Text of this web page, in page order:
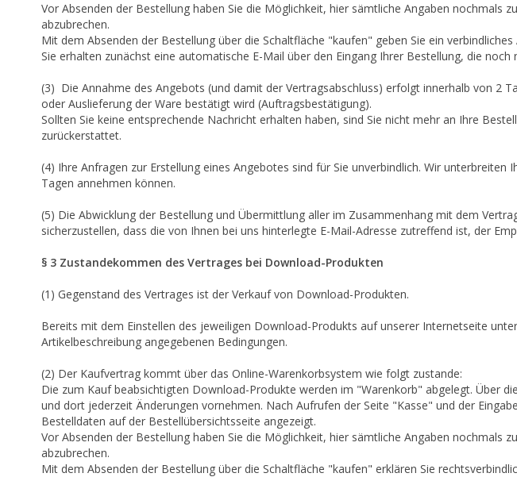
Vor Absenden der Bestellung haben Sie die Möglichkeit, hier sämtliche Angaben nochmals
abzubrechen.
Mit dem Absenden der Bestellung über die Schaltfläche "kaufen" geben Sie ein
Sie erhalten zunächst eine automatische E-Mail über den Eingang Ihrer Bestellung, die noch
(3) Die Annahme des Angebots (und damit der Vertragsabschluss) erfolgt innerhalb von 2
oder Auslieferung der Ware bestätigt wird (Auftragsbestätigung).
Sollten Sie keine entsprechende Nachricht erhalten haben, sind Sie nicht mehr an Ihre
zurückerstattet.
(4) Ihre Anfragen zur Erstellung eines Angebotes sind für Sie unverbindlich. Wir
Tagen annehmen können.
(5) Die Abwicklung der Bestellung und Übermittlung aller im Zusammenhang mit dem
sicherzustellen, dass die von Ihnen bei uns hinterlegte E-Mail-Adresse zutreffend ist, der
§ 3 Zustandekommen des Vertrages bei Download-Produkten
(1) Gegenstand des Vertrages ist der Verkauf von Download-Produkten.
Bereits mit dem Einstellen des jeweiligen Download-Produkts auf unserer Internetseite
Artikelbeschreibung angegebenen Bedingungen.
(2) Der Kaufvertrag kommt über das Online-Warenkorbsystem wie folgt zustande:
Die zum Kauf beabsichtigten Download-Produkte werden im "Warenkorb" abgelegt. Über
und dort jederzeit Änderungen vornehmen. Nach Aufrufen der Seite "Kasse" und der
Bestelldaten auf der Bestellübersichtsseite angezeigt.
Vor Absenden der Bestellung haben Sie die Möglichkeit, hier sämtliche Angaben
abzubrechen.
Mit dem Absenden der Bestellung über die Schaltfläche "kaufen" erklären Sie